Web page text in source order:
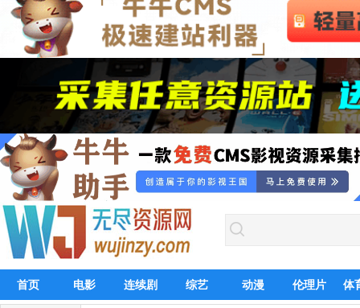
首页 电影 连续剧 综艺 动漫 伦理片 体